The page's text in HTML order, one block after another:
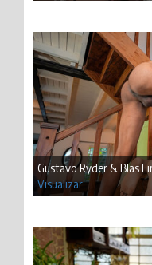
Gustavo Ryder & Blas
Visualizar